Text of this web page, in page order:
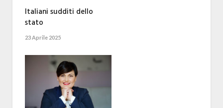
Italiani sudditi dello
stato
23 Aprile 2025